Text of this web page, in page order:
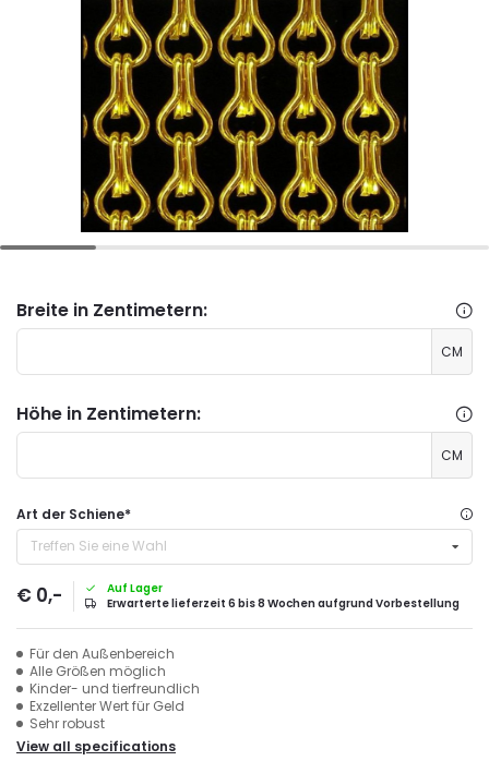
Breite in Zentimetern:
CM
Höhe in Zentimetern:
CM
Art der Schiene*
Treffen Sie eine Wahl
€ 0,-
Auf Lager
Erwarterte lieferzeit 6 bis 8 Wochen aufgrund Vorbestellung
Für den Außenbereich
Alle Größen möglich
Kinder- und tierfreundlich
Exzellenter Wert für Geld
Sehr robust
View all specifications